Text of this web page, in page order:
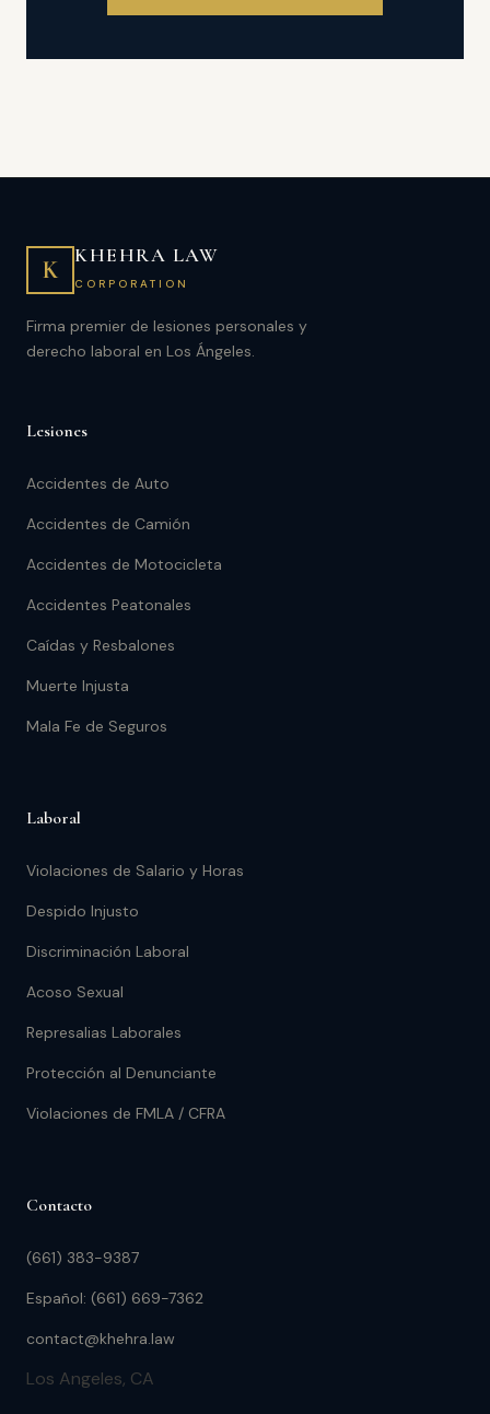
K
KHEHRA LAW
CORPORATION
Firma premier de lesiones personales y
derecho laboral en Los Ángeles.
Lesiones
Accidentes de Auto
Accidentes de Camión
Accidentes de Motocicleta
Accidentes Peatonales
Caídas y Resbalones
Muerte Injusta
Mala Fe de Seguros
Laboral
Violaciones de Salario y Horas
Despido Injusto
Discriminación Laboral
Acoso Sexual
Represalias Laborales
Protección al Denunciante
Violaciones de FMLA / CFRA
Contacto
(661) 383-9387
Español: (661) 669-7362
contact@khehra.law
Los Angeles, CA